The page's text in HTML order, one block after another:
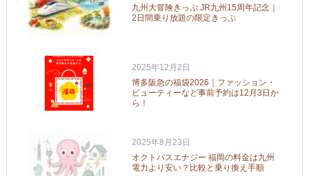
九州大冒険きっぷ JR九州15周年記念｜
2日間乗り放題の限定きっぷ
2025年12月2日
博多阪急の福袋2026｜ファッション・
ビューティーなど事前予約は12月3日か
ら！
2025年8月23日
オクトパスエナジー 福岡の料金は九州
電力より安い？比較と乗り換え手順